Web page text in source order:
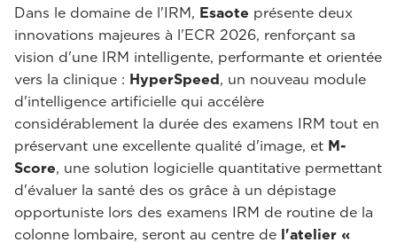
Dans le domaine de l'IRM, Esaote présente deux
innovations majeures à l'ECR 2026, renforçant sa
vision d'une IRM intelligente, performante et orientée
vers la clinique : HyperSpeed, un nouveau module
d'intelligence artificielle qui accélère
considérablement la durée des examens IRM tout en
préservant une excellente qualité d'image, et M-
Score, une solution logicielle quantitative permettant
d'évaluer la santé des os grâce à un dépistage
opportuniste lors des examens IRM de routine de la
colonne lombaire, seront au centre de l'atelier «